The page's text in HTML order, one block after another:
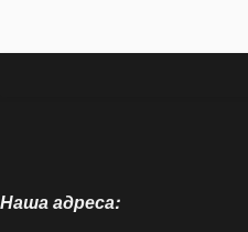
Доставка і оплата
Наша адреса: